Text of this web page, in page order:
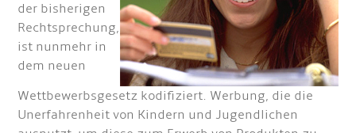
der bisherigen
Rechtsprechung,
ist nunmehr in
dem neuen
Wettbewerbsgesetz kodifiziert. Werbung, die die
Unerfahrenheit von Kindern und Jugendlichen